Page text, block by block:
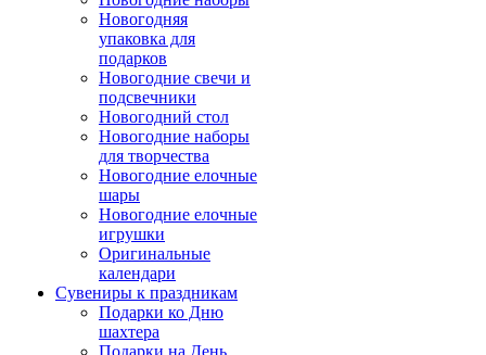
Новогодняя
упаковка для
подарков
Новогодние свечи и
подсвечники
Новогодний стол
Новогодние наборы
для творчества
Новогодние елочные
шары
Новогодние елочные
игрушки
Оригинальные
календари
Сувениры к праздникам
Подарки ко Дню
шахтера
Подарки на День